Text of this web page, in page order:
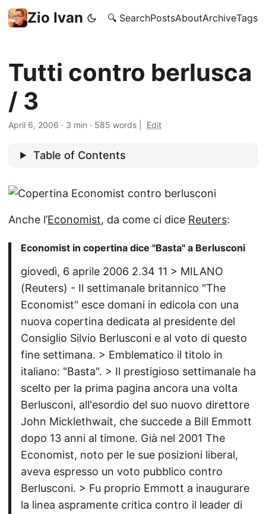
Zio Ivan 🔍 SearchPostsAboutArchiveTags
Tutti contro berlusca
/ 3
April 6, 2006 · 3 min · 585 words Edit
Table of Contents
Anche l’Economist, da come ci dice Reuters:
Economist in copertina dice "Basta" a Berlusconi
giovedì, 6 aprile 2006 2.34 11 > MILANO
(Reuters) - Il settimanale britannico "The
Economist" esce domani in edicola con una
nuova copertina dedicata al presidente del
Consiglio Silvio Berlusconi e al voto di questo
fine settimana. > Emblematico il titolo in
italiano: "Basta". > Il prestigioso settimanale ha
scelto per la prima pagina ancora una volta
Berlusconi, all'esordio del suo nuovo direttore
John Micklethwait, che succede a Bill Emmott
dopo 13 anni al timone. Già nel 2001 The
Economist, noto per le sue posizioni liberal,
aveva espresso un voto pubblico contro
Berlusconi. > Fu proprio Emmott a inaugurare
la linea aspramente critica contro il leader di